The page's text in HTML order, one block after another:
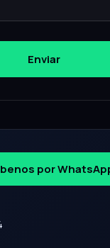
Enviar
por